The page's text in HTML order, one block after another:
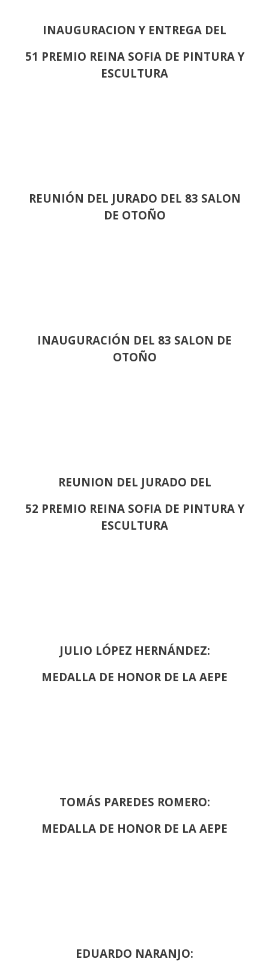
INAUGURACION Y ENTREGA DEL
51 PREMIO REINA SOFIA DE PINTURA Y
ESCULTURA
REUNIÓN DEL JURADO DEL 83 SALON
DE OTOÑO
INAUGURACIÓN DEL 83 SALON DE
OTOÑO
REUNION DEL JURADO DEL
52 PREMIO REINA SOFIA DE PINTURA Y
ESCULTURA
JULIO LÓPEZ HERNÁNDEZ:
MEDALLA DE HONOR DE LA AEPE
TOMÁS PAREDES ROMERO:
MEDALLA DE HONOR DE LA AEPE
EDUARDO NARANJO: